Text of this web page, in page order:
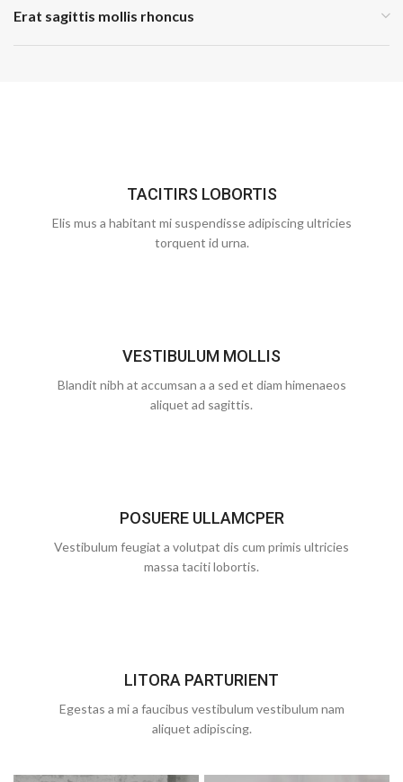
Erat sagittis mollis rhoncus
TACITIRS LOBORTIS
Elis mus a habitant mi suspendisse adipiscing ultricies
torquent id urna.
VESTIBULUM MOLLIS
Blandit nibh at accumsan a a sed et diam himenaeos
aliquet ad sagittis.
POSUERE ULLAMCPER
Vestibulum feugiat a volutpat dis cum primis ultricies
massa taciti lobortis.
LITORA PARTURIENT
Egestas a mi a faucibus vestibulum vestibulum nam
aliquet adipiscing.